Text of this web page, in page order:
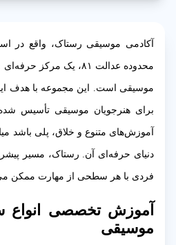
آکادمی موسیقی رستاک، واقع در
محدوده عدالت ۸۱، یک
موسیقی است. این مجموعه با هدف
برای هنرجویان موسیقی تأسیس شده
آموزش‌های متنوع و خلاق، پلی باشد
دنیای حرفه‌ای آن. رستاک، مسیر
فردی با هر سطحی از مهارت ممکن
آموزش تخصصی انواع
موسیقی